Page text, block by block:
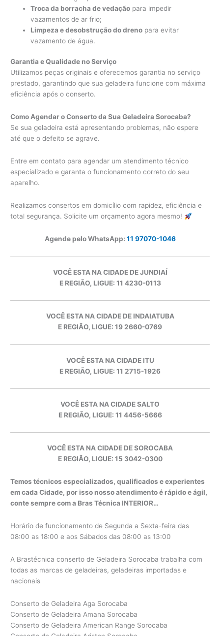
Troca da borracha de vedação para impedir
vazamentos de ar frio;
Limpeza e desobstrução do dreno para evitar
vazamento de água.
Garantia e Qualidade no Serviço
Utilizamos peças originais e oferecemos garantia no serviço
prestado, garantindo que sua geladeira funcione com máxima
eficiência após o conserto.
Como Agendar o Conserto da Sua Geladeira Sorocaba?
Se sua geladeira está apresentando problemas, não espere
até que o defeito se agrave.
Entre em contato para agendar um atendimento técnico
especializado e garanta o funcionamento correto do seu
aparelho.
Realizamos consertos em domicílio com rapidez, eficiência e
total segurança. Solicite um orçamento agora mesmo!
Agende pelo WhatsApp: 11 97070-1046
VOCÊ ESTA NA CIDADE DE JUNDIAÍ
E REGIÃO, LIGUE: 11 4230-0113
VOCÊ ESTA NA CIDADE DE INDAIATUBA
E REGIÃO, LIGUE: 19 2660-0769
VOCÊ ESTA NA CIDADE ITU
E REGIÃO, LIGUE: 11 2715-1926
VOCÊ ESTA NA CIDADE SALTO
E REGIÃO, LIGUE: 11 4456-5666
VOCÊ ESTA NA CIDADE DE SOROCABA
E REGIÃO, LIGUE: 15 3042-0300
Temos técnicos especializados, qualificados e experientes
em cada Cidade, por isso nosso atendimento é rápido e ágil,
conte sempre com a Bras Técnica INTERIOR…
Horário de funcionamento de Segunda a Sexta-feira das
08:00 as 18:00 e aos Sábados das 08:00 as 13:00
A Brastécnica conserto de Geladeira Sorocaba trabalha com
todas as marcas de geladeiras, geladeiras importadas e
nacionais
Conserto de Geladeira Aga Sorocaba
Conserto de Geladeira Amana Sorocaba
Conserto de Geladeira American Range Sorocaba